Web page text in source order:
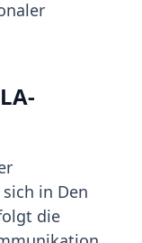
in Den
die